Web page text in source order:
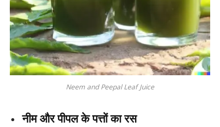
Neem and Peepal Leaf Juice
नीम और पीपल के पत्तों का रस